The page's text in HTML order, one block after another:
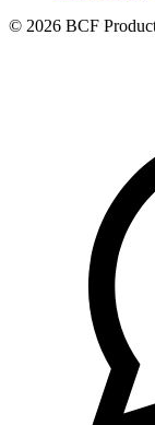
© 2026 BCF